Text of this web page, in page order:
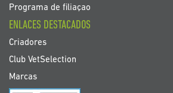
Programa de filiaçao
ENLACES DESTACADOS
Criadores
Club VetSelection
Marcas